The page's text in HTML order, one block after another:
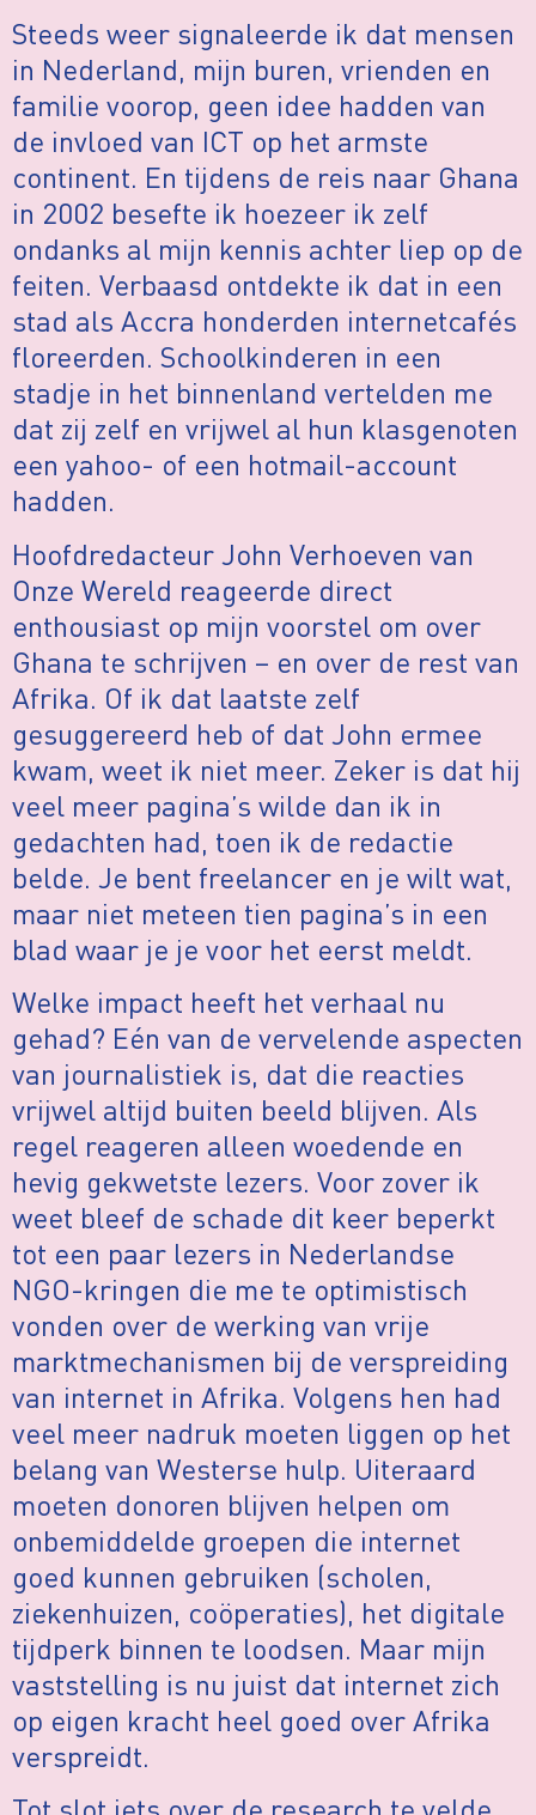
Steeds weer signaleerde ik dat mensen
in Nederland, mijn buren, vrienden en
familie voorop, geen idee hadden van
de invloed van ICT op het armste
continent. En tijdens de reis naar Ghana
in 2002 besefte ik hoezeer ik zelf
ondanks al mijn kennis achter liep op de
feiten. Verbaasd ontdekte ik dat in een
stad als Accra honderden internetcafés
floreerden. Schoolkinderen in een
stadje in het binnenland vertelden me
dat zij zelf en vrijwel al hun klasgenoten
een yahoo- of een hotmail-account
hadden.
Hoofdredacteur John Verhoeven van
Onze Wereld reageerde direct
enthousiast op mijn voorstel om over
Ghana te schrijven – en over de rest van
Afrika. Of ik dat laatste zelf
gesuggereerd heb of dat John ermee
kwam, weet ik niet meer. Zeker is dat hij
veel meer pagina’s wilde dan ik in
gedachten had, toen ik de redactie
belde. Je bent freelancer en je wilt wat,
maar niet meteen tien pagina’s in een
blad waar je je voor het eerst meldt.
Welke impact heeft het verhaal nu
gehad? Eén van de vervelende aspecten
van journalistiek is, dat die reacties
vrijwel altijd buiten beeld blijven. Als
regel reageren alleen woedende en
hevig gekwetste lezers. Voor zover ik
weet bleef de schade dit keer beperkt
tot een paar lezers in Nederlandse
NGO-kringen die me te optimistisch
vonden over de werking van vrije
marktmechanismen bij de verspreiding
van internet in Afrika. Volgens hen had
veel meer nadruk moeten liggen op het
belang van Westerse hulp. Uiteraard
moeten donoren blijven helpen om
onbemiddelde groepen die internet
goed kunnen gebruiken (scholen,
ziekenhuizen, coöperaties), het digitale
tijdperk binnen te loodsen. Maar mijn
vaststelling is nu juist dat internet zich
op eigen kracht heel goed over Afrika
verspreidt.